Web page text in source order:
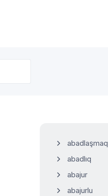
abadlaşmaq
abadlıq
abajur
abajurlu